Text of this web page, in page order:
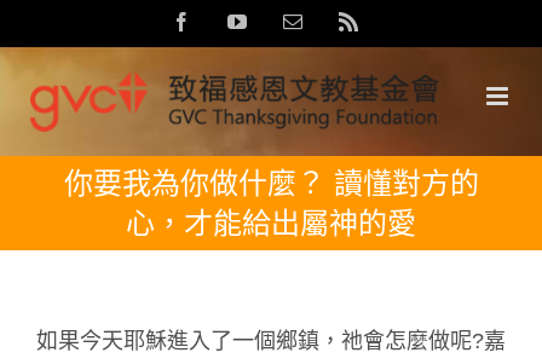
to
content
FacebookYouTubeEmail:
你要我為你做什麼？ 讀懂對方的
心，才能給出屬神的愛
如果今天耶穌進入了一個鄉鎮，祂會怎麼做呢?嘉